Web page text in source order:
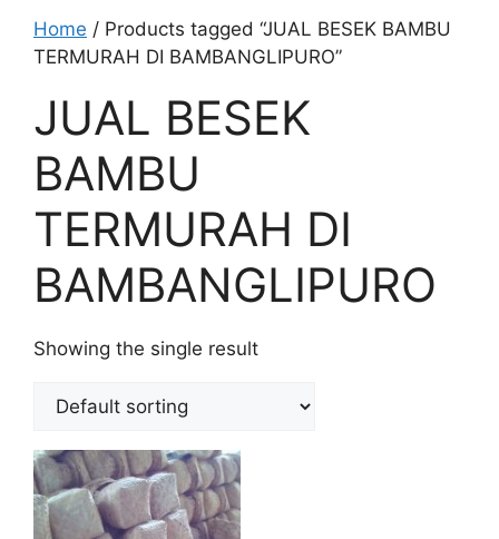
Home / Products tagged “JUAL BESEK BAMBU
TERMURAH DI BAMBANGLIPURO”
JUAL BESEK
BAMBU
TERMURAH DI
BAMBANGLIPURO
Showing the single result